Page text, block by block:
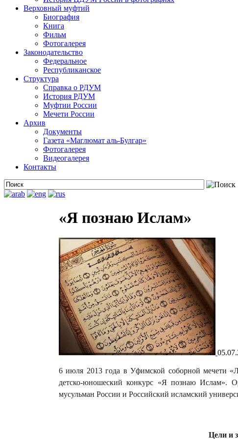
Верховный муфтий
Биография
Книга
Фильм
Фотогалерея
Законодательство
Федеральное
Республиканское
Структура
Справка о РДУМ
История РДУМ
Муфтии России
Мечети России
Архив
Документы
Газета «Маглюмат аль-Булгар»
Фотогалерея
Видеогалерея
Контакты
«Я познаю Ислам»
6 июля 2013 года в Уфимской соборной мечети
детско-юношеский конкурс «Я познаю Ислам».
мусульман России и Российский исламский
Цели и